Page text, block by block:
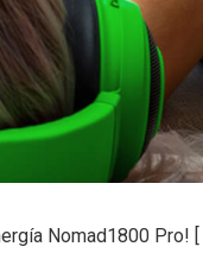
Nomad1800 Pro! [